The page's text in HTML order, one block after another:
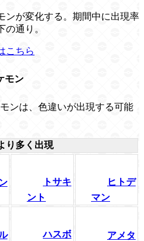
ンが変化する。期間中に出現率
通り。
こちら
モン
ンは、色違いが出現する可能
り多く出現
トサキ
ント
ヒトデ
マン
ハスボ
アメタ